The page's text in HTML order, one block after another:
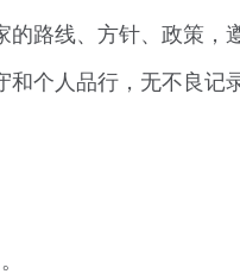
路线、方针、政策，
个人品行，无不良记